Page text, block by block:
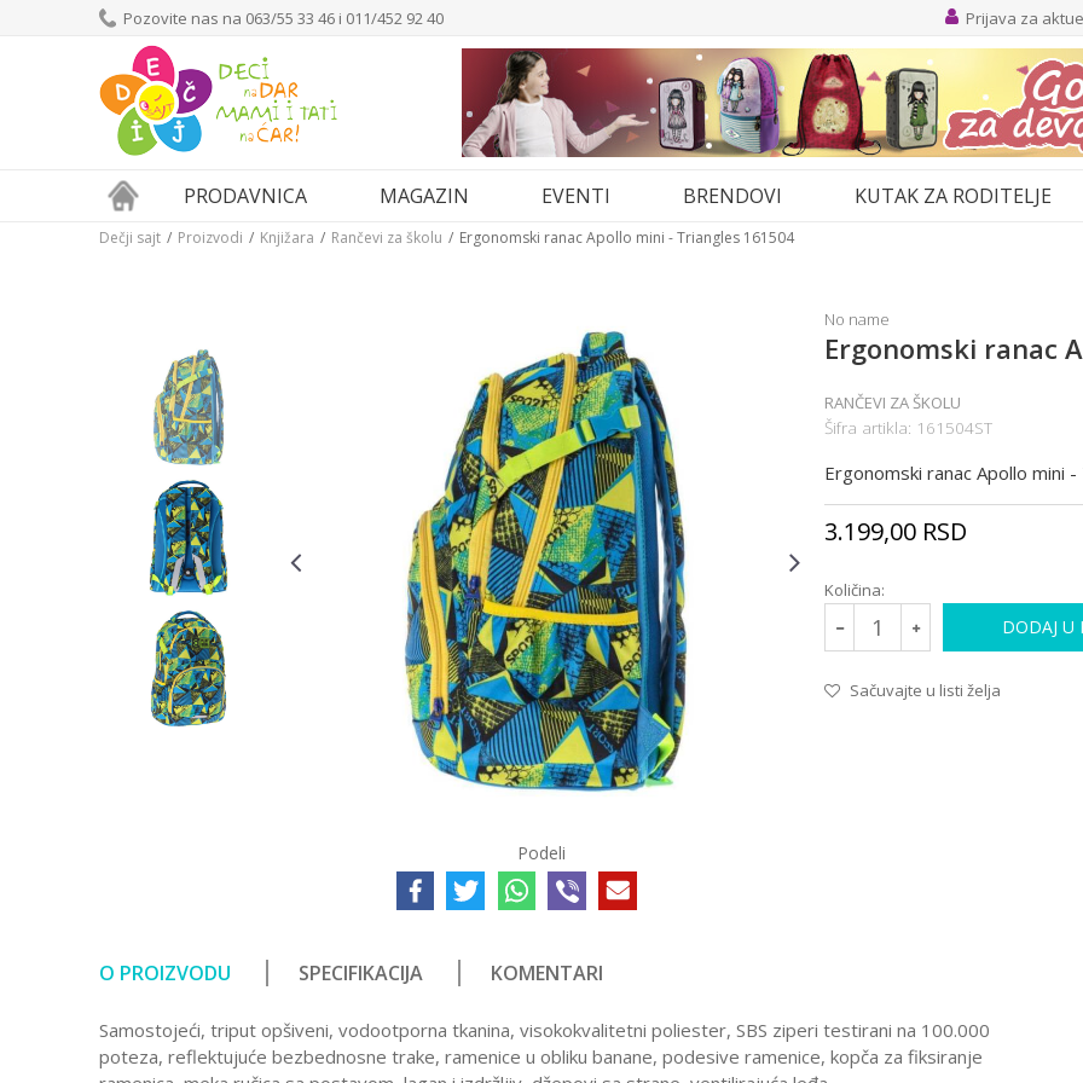
Pozovite nas na 063/55 33 46 i 011/452 92 40 Prijava za
PRODAVNICA MAGAZIN EVENTI BRENDOVI KUTAK ZA RODITELJE
Dečji sajt Proizvodi Knjižara Rančevi za školu Ergonomski ranac Apollo mini - Triangles 161504
Podeli
No name
Ergonomski ranac
RANČEVI ZA ŠKOLU
Šifra artikla: 161504ST
Ergonomski ranac Apollo mini
3.199,00 RSD
Količina:
DODAJ U
Sačuvajte u listi želja
O PROIZVODU SPECIFIKACIJA KOMENTARI
Samostojeći, triput opšiveni, vodootporna tkanina, visokokvalitetni poliester, SBS ziperi testirani na 100.000
poteza, reflektujuće bezbednosne trake, ramenice u obliku banane, podesive ramenice, kopča za fiksiranje